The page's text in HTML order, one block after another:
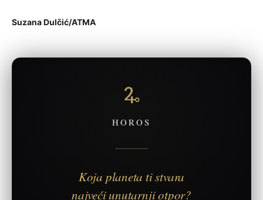
Suzana Dulčić/ATMA
🜩
HOROS
Koja planeta ti stvara
najveći unutarnji otpor?